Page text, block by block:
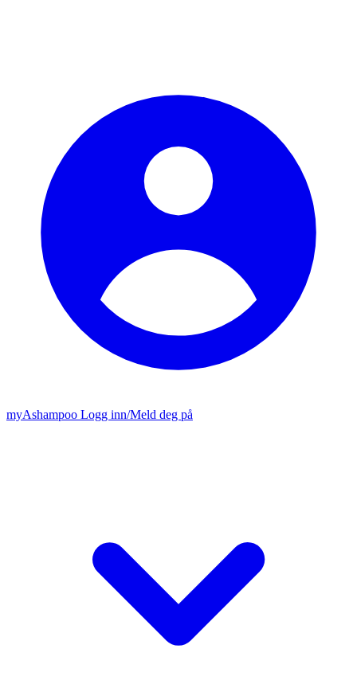
myAshampoo Logg inn/Meld deg på